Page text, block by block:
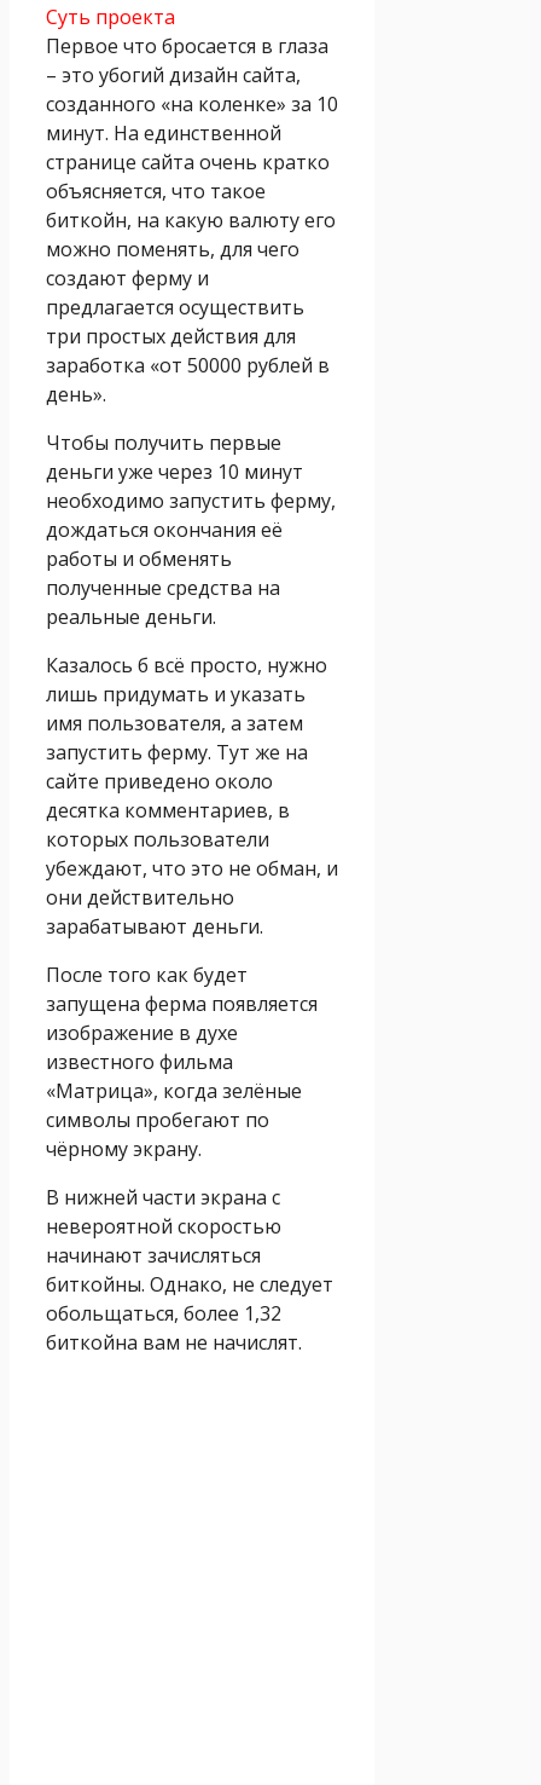
Суть проекта
Первое что бросается в глаза
– это убогий дизайн сайта,
созданного «на коленке» за 10
минут. На единственной
странице сайта очень кратко
объясняется, что такое
биткойн, на какую валюту его
можно поменять, для чего
создают ферму и
предлагается осуществить
три простых действия для
заработка «от 50000 рублей в
день».
Чтобы получить первые
деньги уже через 10 минут
необходимо запустить ферму,
дождаться окончания её
работы и обменять
полученные средства на
реальные деньги.
Казалось б всё просто, нужно
лишь придумать и указать
имя пользователя, а затем
запустить ферму. Тут же на
сайте приведено около
десятка комментариев, в
которых пользователи
убеждают, что это не обман, и
они действительно
зарабатывают деньги.
После того как будет
запущена ферма появляется
изображение в духе
известного фильма
«Матрица», когда зелёные
символы пробегают по
чёрному экрану.
В нижней части экрана с
невероятной скоростью
начинают зачисляться
биткойны. Однако, не следует
обольщаться, более 1,32
биткойна вам не начислят.